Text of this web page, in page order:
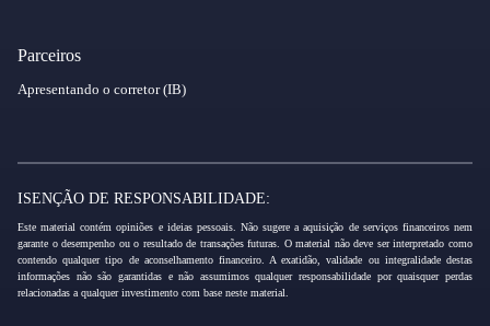
Parceiros
Apresentando o corretor (IB)
ISENÇÃO DE RESPONSABILIDADE:
Este material contém opiniões e ideias pessoais. Não sugere a aquisição de serviços financeiros nem
garante o desempenho ou o resultado de transações futuras. O material não deve ser interpretado como
contendo qualquer tipo de aconselhamento financeiro. A exatidão, validade ou integralidade destas
informações não são garantidas e não assumimos qualquer responsabilidade por quaisquer perdas
relacionadas a qualquer investimento com base neste material.